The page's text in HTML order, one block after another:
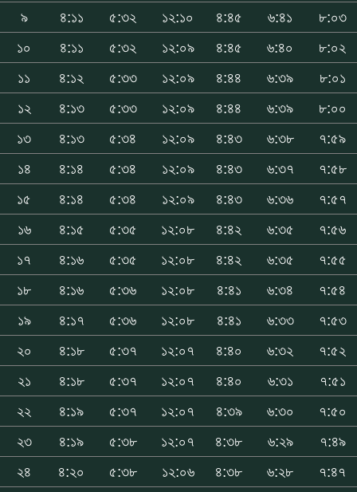
৯
৪:১১ ৫:৩২ ১২:১০ ৪:৪৫ ৬:৪১
৮:০৩
১০
৪:১১ ৫:৩২ ১২:০৯ ৪:৪৫ ৬:৪০
৮:০২
১১
৪:১২ ৫:৩৩ ১২:০৯ ৪:৪৪ ৬:৩৯
৮:০১
১২
৪:১৩ ৫:৩৩ ১২:০৯ ৪:৪৪ ৬:৩৯
৮:০০
১৩
৪:১৩ ৫:৩৪ ১২:০৯ ৪:৪৩ ৬:৩৮
৭:৫৯
১৪
৪:১৪ ৫:৩৪ ১২:০৯ ৪:৪৩ ৬:৩৭
৭:৫৮
১৫
৪:১৪ ৫:৩৪ ১২:০৯ ৪:৪৩ ৬:৩৬
৭:৫৭
১৬
৪:১৫ ৫:৩৫ ১২:০৮ ৪:৪২ ৬:৩৫
৭:৫৬
১৭
৪:১৬ ৫:৩৫ ১২:০৮ ৪:৪২ ৬:৩৫
৭:৫৫
১৮
৪:১৬ ৫:৩৬ ১২:০৮ ৪:৪১ ৬:৩৪
৭:৫৪
১৯
৪:১৭ ৫:৩৬ ১২:০৮ ৪:৪১ ৬:৩৩
৭:৫৩
২০
৪:১৮ ৫:৩৭ ১২:০৭ ৪:৪০ ৬:৩২
৭:৫২
২১
৪:১৮ ৫:৩৭ ১২:০৭ ৪:৪০ ৬:৩১
৭:৫১
২২
৪:১৯ ৫:৩৭ ১২:০৭ ৪:৩৯ ৬:৩০
৭:৫০
২৩
৪:১৯ ৫:৩৮ ১২:০৭ ৪:৩৮ ৬:২৯
৭:৪৯
২৪
৪:২০ ৫:৩৮ ১২:০৬ ৪:৩৮ ৬:২৮
৭:৪৭